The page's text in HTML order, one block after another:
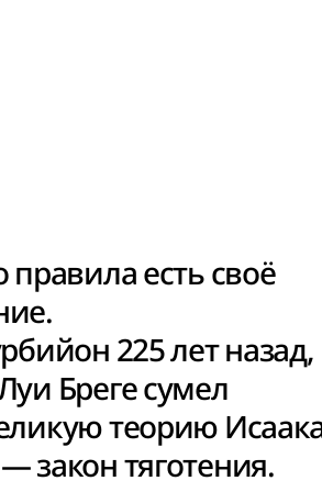
правила есть своё
225 лет назад,
Бреге сумел
теорию
закон тяготения.